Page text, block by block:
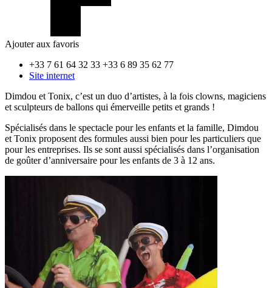
Ajouter aux favoris
+33 7 61 64 32 33 +33 6 89 35 62 77
Site internet
Dimdou et Tonix, c’est un duo d’artistes, à la fois clowns, magiciens
et sculpteurs de ballons qui émerveille petits et grands !
Spécialisés dans le spectacle pour les enfants et la famille, Dimdou
et Tonix proposent des formules aussi bien pour les particuliers que
pour les entreprises. Ils se sont aussi spécialisés dans l’organisation
de goûter d’anniversaire pour les enfants de 3 à 12 ans.